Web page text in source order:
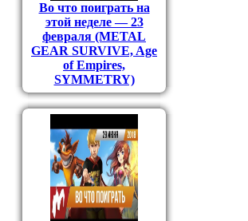
Во что поиграть на
этой неделе — 23
февраля (METAL
GEAR SURVIVE, Age
of Empires,
SYMMETRY)